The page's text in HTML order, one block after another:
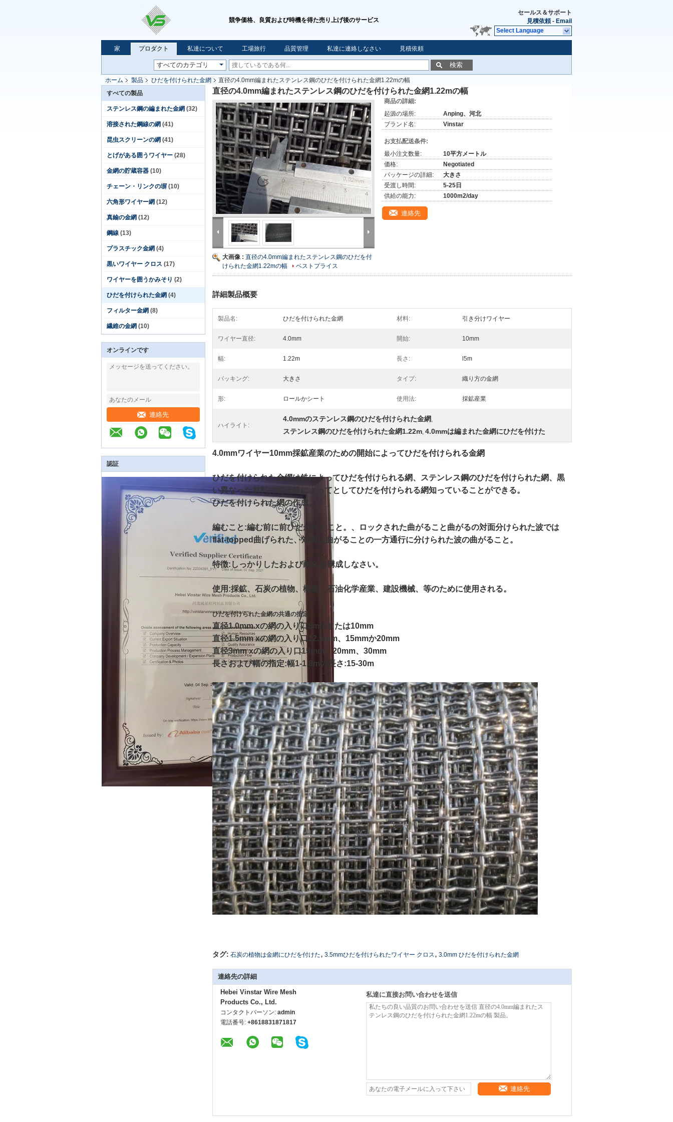
競争価格、良質および時機を得た売り上げ後のサービス
セールス＆サポート
見積依頼 - Email
Select Language
家 プロダクト 私達について 工場旅行 品質管理 私達に連絡しなさい 見積依頼
検索
ホーム 製品 ひだを付けられた金網
直径の4.0mm編まれたステンレス鋼のひだを付けられた金網1.22mの幅
すべての製品
ステンレス鋼の編まれた金網 (32)
溶接された鋼線の網 (41)
昆虫スクリーンの網 (41)
とげがある囲うワイヤー (28)
金網の貯蔵容器 (10)
チェーン・リンクの塀 (10)
六角形ワイヤー網 (12)
真鍮の金網 (12)
鋼線 (13)
プラスチック金網 (4)
黒いワイヤー クロス (17)
ワイヤーを囲うかみそり (2)
ひだを付けられた金網 (4)
フィルター金網 (8)
繊維の金網 (10)
オンラインです
連絡先
認証
直径の4.0mm編まれたステンレス鋼のひだを付けられた金網1.22mの幅
大画像 : 直径の4.0mm編まれたステンレス鋼のひだを付
けられた金網1.22mの幅
ベストプライス
商品の詳細:
起源の場所:
Anping、河北
ブランド名:
Vinstar
お支払配送条件:
最小注文数量:
10平方メートル
価格:
Negotiated
パッケージの詳細:
大きさ
受渡し時間:
5-25日
供給の能力:
1000m2/day
連絡先
詳細製品概要
製品名: ひだを付けられた金網 材料: 引き分けワイヤー
ワイヤー直径: 4.0mm 開始: 10mm
幅: 1.22m 長さ: l5m
パッキング: 大きさ タイプ: 織り方の金網
形: ロールかシート 使用法: 採鉱産業
ハイライト:
4.0mmのステンレス鋼のひだを付けられた金網,
ステンレス鋼のひだを付けられた金網1.22m, 4.0mmは編まれた金網にひだを付けた
4.0mmワイヤー10mm採鉱産業のための開始によってひだを付けられる金網
ひだを付けられた金網は鉄によってひだを付けられる網、ステンレス鋼のひだを付けられた網、黒
い異なった材料に従う鉄によってとしてひだを付けられる網知っていることができる。
ひだを付けられた網の作成。
編むこと:編む前に前ひだが付くこと。、ロックされた曲がること曲がるの対面分けられた波では
flat-topped曲げられた、対面に曲がることの一方通行に分けられた波の曲がること。
特徴: しっかりしたおよび耐久を構成しなさい。
使用:採鉱、石炭の植物、構造、石油化学産業、建設機械、等のために使用される。
ひだを付けられた金網の共通の指定:
直径1.0mm xの網の入り口8mmまたは10mm
直径1.5mm xの網の入り口12.5mm、15mmか20mm
直径3mm xの網の入り口15mm、20mm、30mm
長さおよび幅の指定:幅1-1.8mの長さ:15-30m
タグ: 石炭の植物は金網にひだを付けた, 3.5mmひだを付けられたワイヤー クロス , 3.0mm ひだを付けられた金網
連絡先の詳細
Hebei Vinstar Wire Mesh
Products Co., Ltd.
コンタクトパーソン: admin
電話番号: +8618831871817
私達に直接お問い合わせを送信
連絡先